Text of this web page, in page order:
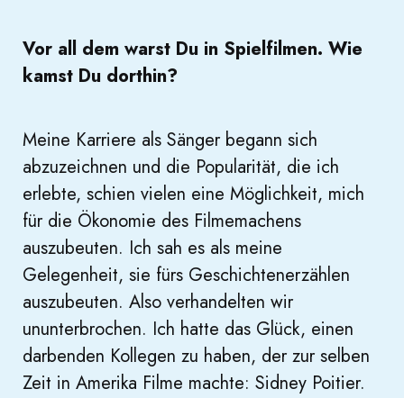
Vor all dem warst Du in Spielfilmen. Wie
kamst Du dorthin?
Meine Karriere als Sänger begann sich
abzuzeichnen und die Popularität, die ich
erlebte, schien vielen eine Möglichkeit, mich
für die Ökonomie des Filmemachens
auszubeuten. Ich sah es als meine
Gelegenheit, sie fürs Geschichtenerzählen
auszubeuten. Also verhandelten wir
ununterbrochen. Ich hatte das Glück, einen
darbenden Kollegen zu haben, der zur selben
Zeit in Amerika Filme machte: Sidney Poitier.